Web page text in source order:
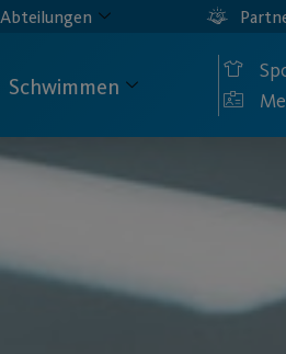
Abteilungen
Schwimmen